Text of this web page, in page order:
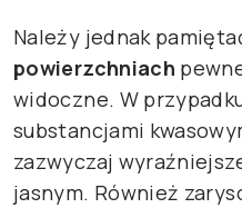
Należy jednak
powierzchniach
widoczne. W
substancjami
zazwyczaj
jasnym. Również